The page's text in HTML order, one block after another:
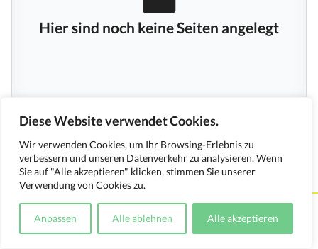
Diese Website verwendet Cookies.
Wir verwenden Cookies, um Ihr Browsing-Erlebnis zu
verbessern und unseren Datenverkehr zu analysieren. Wenn
Sie auf "Alle akzeptieren" klicken, stimmen Sie unserer
Verwendung von Cookies zu.
Anpassen Alle ablehnen Alle akzeptieren
Hier sind noch keine Seiten angelegt
Kontakt Impressum Datenschutzerklärung
Medienverwendungsnachweis